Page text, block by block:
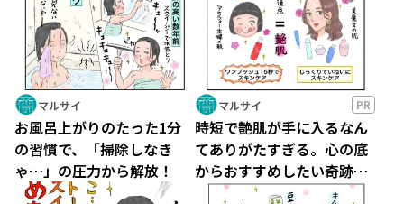
マルサイ
お風呂上がりのたった1分
の習慣で、「掃除しなき
ゃ…」の圧力から解放！
マルサイ PR
時短で艶肌が手に入るなん
てありがたすぎる。心の底
からおすすめしたい奇跡の
1本